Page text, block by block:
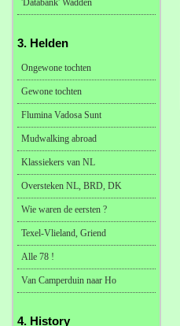
'Databank' Wadden
3. Helden
Ongewone tochten
Gewone tochten
Flumina Vadosa Sunt
Mudwalking abroad
Klassiekers van NL
Oversteken NL, BRD, DK
Wie waren de eersten ?
Texel-Vlieland, Griend
Alle 78 !
Van Camperduin naar Ho
4. History